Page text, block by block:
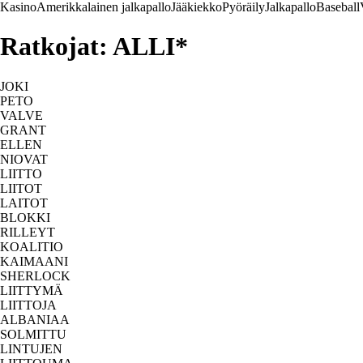
KasinoAmerikkalainen jalkapalloJääkiekkoPyöräilyJalkapalloBaseball
Ratkojat: ALLI*
JOKI
PETO
VALVE
GRANT
ELLEN
NIOVAT
LIITTO
LIITOT
LAITOT
BLOKKI
RILLEYT
KOALITIO
KAIMAANI
SHERLOCK
LIITTYMÄ
LIITTOJA
ALBANIAA
SOLMITTU
LINTUJEN